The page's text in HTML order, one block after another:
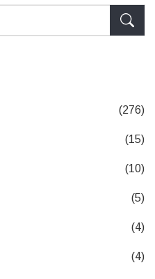
(276)
(15)
(10)
(5)
(4)
(4)